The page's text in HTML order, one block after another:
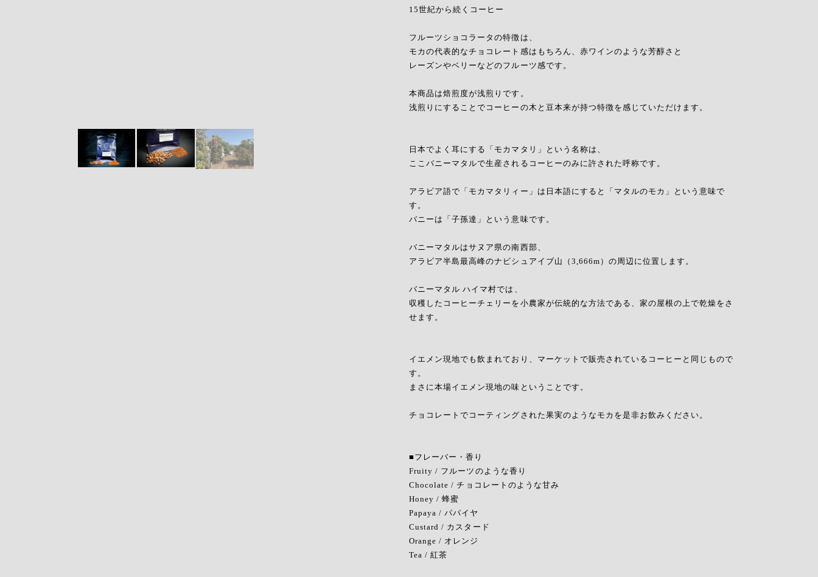
15世紀から続くコーヒー
フルーツショコラータの特徴は、
モカの代表的なチョコレート感はもちろん、赤ワインのような芳醇さと
レーズンやベリーなどのフルーツ感です。
本商品は焙煎度が浅煎りです。
浅煎りにすることでコーヒーの木と豆本来が持つ特徴を感じていただけます。
日本でよく耳にする「モカマタリ」という名称は、
ここバニーマタルで生産されるコーヒーのみに許された呼称です。
アラビア語で「モカマタリィー」は日本語にすると「マタルのモカ」という意味で
す。
バニーは「子孫達」という意味です。
バニーマタルはサヌア県の南西部、
アラビア半島最高峰のナビシュアイブ山（3,666m）の周辺に位置します。
バニーマタル ハイマ村では、
収穫したコーヒーチェリーを小農家が伝統的な方法である、家の屋根の上で乾燥をさ
せます。
イエメン現地でも飲まれており、マーケットで販売されているコーヒーと同じもので
す。
まさに本場イエメン現地の味ということです。
チョコレートでコーティングされた果実のようなモカを是非お飲みください。
■フレーバー・香り
Fruity / フルーツのような香り
Chocolate / チョコレートのような甘み
Honey / 蜂蜜
Papaya / パパイヤ
Custard / カスタード
Orange / オレンジ
Tea / 紅茶